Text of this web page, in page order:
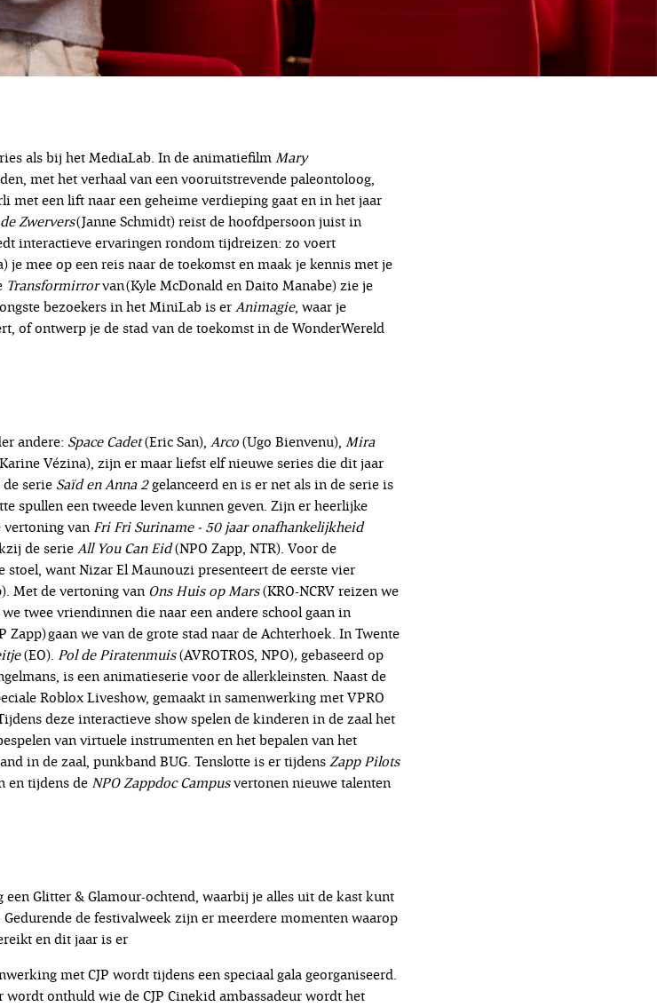
als bij het MediaLab. In de animatiefilmMary
met het verhaal van een vooruitstrevende paleontoloog,
met een lift naar een geheime verdieping gaat en in het jaar
Zwervers(Janne Schmidt) reist de hoofdpersoon juist in
interactieve ervaringen rondom tijdreizen: zo voert
je mee op een reis naar de toekomst en maak je kennis met je
Transformirrorvan (Kyle McDonald en Daito Manabe) zie je
bezoekers in het MiniLab is erAnimagie, waar je
of ontwerp je de stad van de toekomst in de WonderWereld
andere: Space Cadet(Eric San), Arco(Ugo Bienvenu), Mira
Vézina), zijn er maar liefst elf nieuwe series die dit jaar
serie Saïd en Anna 2gelanceerd en is er net als in de serie is
spullen een tweede leven kunnen geven. Zijn er heerlijke
vertoning van Fri FriSuriname - 50 jaar onafhankelijkheid
de serieAll You Can Eid(NPO Zapp, NTR). Voor de
want Nizar El Maunouzi presenteert de eerste vier
Met de vertoning van Ons Huis op Mars(KRO-NCRV reizen we
twee vriendinnen die naar een andere school gaan in
Zapp) gaan we van de grote stad naar de Achterhoek. In Twente
(EO). Pol de Piratenmuis(AVROTROS, NPO), gebaseerd op
is een animatieserie voor de allerkleinsten. Naast de
Roblox Liveshow, gemaakt in samenwerking met VPRO
deze interactieve show spelen de kinderen in de zaal het
van virtuele instrumenten en het bepalen van het
in de zaal, punkband BUG. Tenslotte is er tijdensZapp Pilots
en tijdens de NPOZappdoc Campusvertonen nieuwe talenten
Glitter & Glamour-ochtend, waarbij je alles uit de kast kunt
de festivalweek zijn er meerdere momenten waarop
en dit jaar is er
met CJP wordt tijdens een speciaal gala georganiseerd.
wordt onthuld wie de CJP Cinekid ambassadeur wordt het